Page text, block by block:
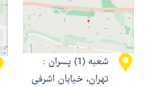
شعبه (1) پسران :
تهران، خیابان اشرفی